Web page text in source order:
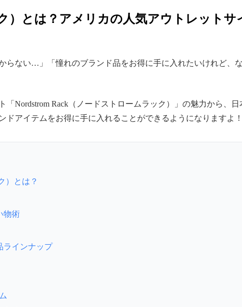
）とは？アメリカの人気アウトレットサ
らない…」「憧れのブランド品をお得に手に入れたいけれど
Nordstrom Rack（ノードストロームラック）」の魅力から、
アイテムをお得に手に入れることができるようになりますよ！
）とは？
物術
ラインナップ